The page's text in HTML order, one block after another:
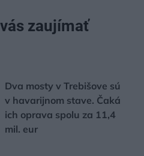
zaujímať
Dva mosty v Trebišove sú
v havarijnom stave. Čaká
ich oprava spolu za 11,4
mil. eur